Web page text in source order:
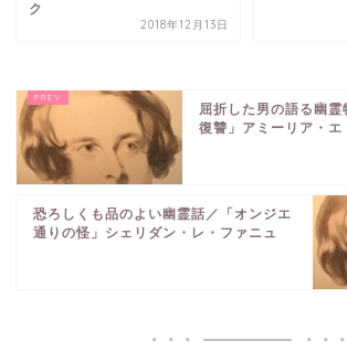
ク
2018年12月13日
屈折した男の語る幽
復讐」アミーリア・エ
恐ろしくも品のよい幽霊話／「オンジエ
通りの怪」シェリダン・レ・ファニュ